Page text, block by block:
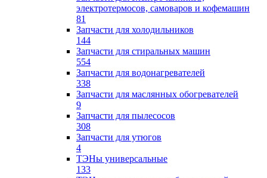
электротермосов, самоваров и кофемашин
81
Запчасти для холодильников
144
Запчасти для стиральных машин
554
Запчасти для водонагревателей
338
Запчасти для маслянных обогревателей
9
Запчасти для пылесосов
308
Запчасти для утюгов
4
ТЭНы универсальные
133